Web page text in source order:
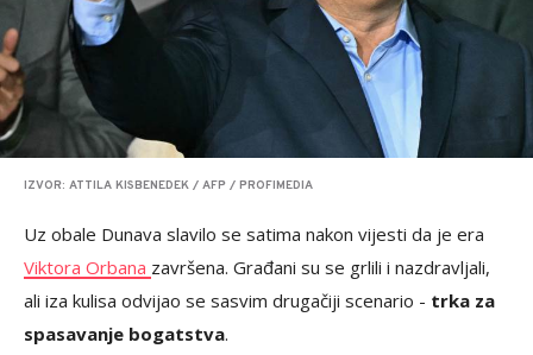
IZVOR: ATTILA KISBENEDEK / AFP / PROFIMEDIA
Uz obale Dunava slavilo se satima nakon vijesti da je era
Viktora Orbana završena. Građani su se grlili i nazdravljali,
ali iza kulisa odvijao se sasvim drugačiji scenario - trka za
spasavanje bogatstva.